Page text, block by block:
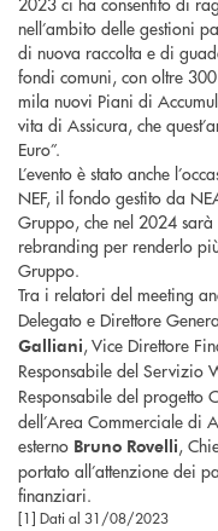
nell’ambito delle gestioni
di nuova raccolta e di
fondi comuni, con oltre
mila nuovi Piani di
vita di Assicura, che
Euro”.
L’evento è stato anche
NEF, il fondo gestito da
Gruppo, che nel 2024 sarà
rebranding per renderlo
Gruppo.
Tra i relatori del meeting
Delegato e Direttore
Galliani, Vice Direttore
Responsabile del Servizio
Responsabile del progetto
dell’Area Commerciale di
esterno Bruno Rovelli,
portato all’attenzione dei
finanziari.
[1] Dati al 31/08/2023